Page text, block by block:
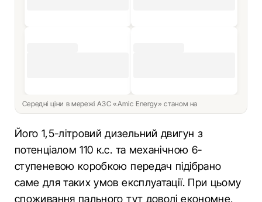
Середні ціни в мережі АЗС «Amic Energy» станом на
Його 1,5-літровий дизельний двигун з
потенціалом 110 к.с. та механічною 6-
ступеневою коробкою передач підібрано
саме для таких умов експлуатації. При цьому
споживання пального тут доволі економне,